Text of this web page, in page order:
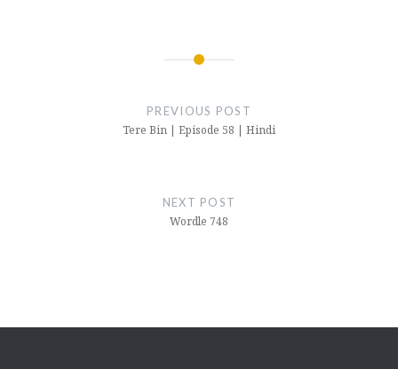
PREVIOUS POST
Tere Bin | Episode 58 | Hindi
NEXT POST
Wordle 748